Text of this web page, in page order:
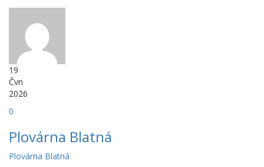
19
Čvn
2026
0
Plovárna Blatná
Plovárna Blatná